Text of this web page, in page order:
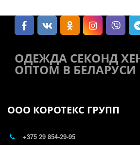
ОДЕЖДА СЕКОНД
ОПТОМ В БЕЛАРУСИ
ООО КОРОТЕКС ГРУПП
+375 29 854-29-95